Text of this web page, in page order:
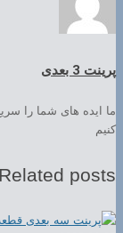
پرینت 3 بعدی
ما ایده های شما را
کنیم
Related posts